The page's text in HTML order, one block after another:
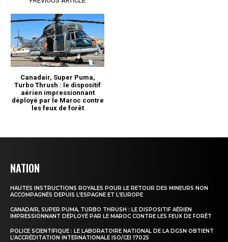
NATION
HAUTES INSTRUCTIONS ROYALES POUR LE RETOUR DES MINEURS NON
ACCOMPAGNÉS DEPUIS L’ESPAGNE ET L’EUROPE
CANADAIR, SUPER PUMA, TURBO THRUSH : LE DISPOSITIF AÉRIEN
IMPRESSIONNANT DÉPLOYÉ PAR LE MAROC CONTRE LES FEUX DE FORÊT
POLICE SCIENTIFIQUE : LE LABORATOIRE NATIONAL DE LA DGSN OBTIENT
L’ACCRÉDITATION INTERNATIONALE ISO/CEI 17025